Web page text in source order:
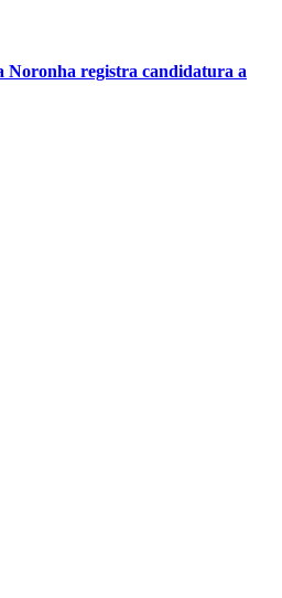
registra candidatura a